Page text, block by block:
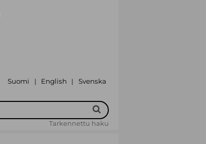
Suomi | English | Svenska
Tarkennettu haku